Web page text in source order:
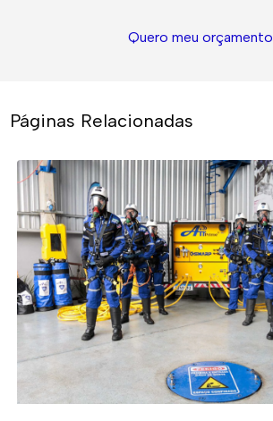
Quero meu orçamento
Páginas Relacionadas